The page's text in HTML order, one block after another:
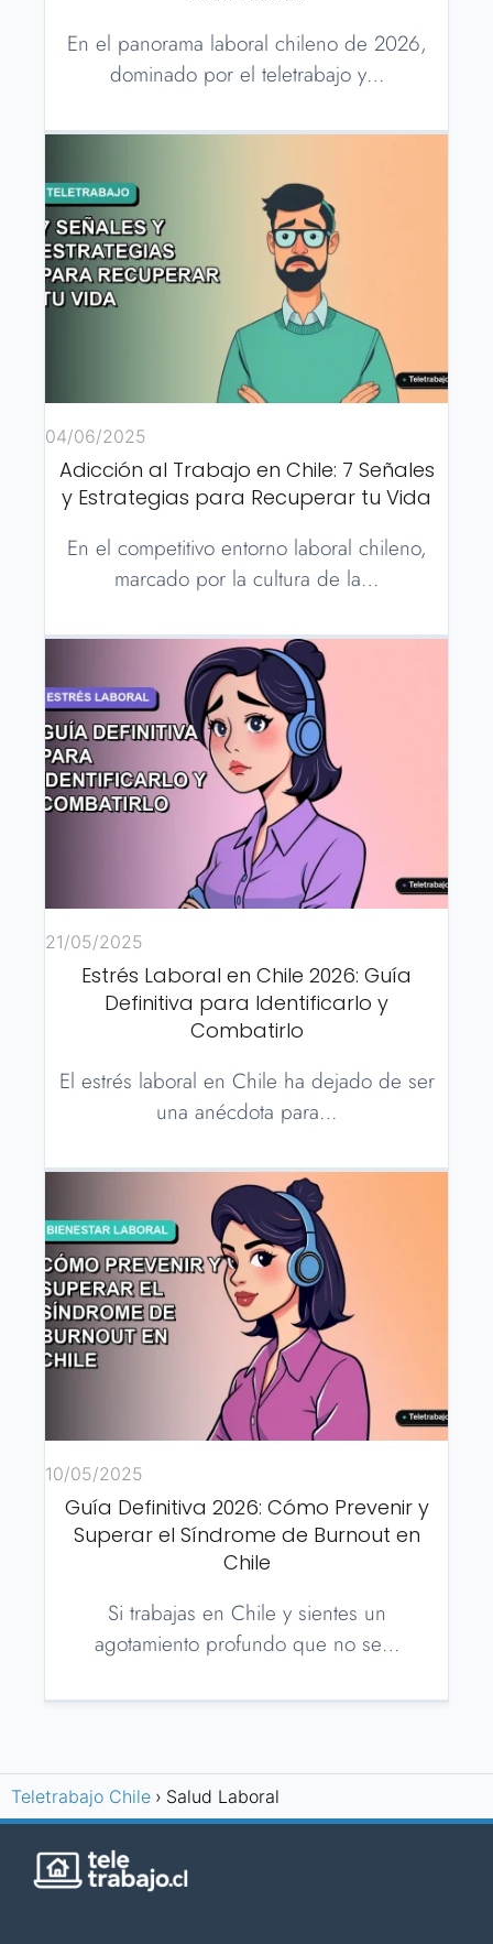
En el panorama laboral chileno de 2026,
dominado por el teletrabajo y…
04/06/2025
Adicción al Trabajo en Chile: 7 Señales
y Estrategias para Recuperar tu Vida
En el competitivo entorno laboral chileno,
marcado por la cultura de la…
21/05/2025
Estrés Laboral en Chile 2026: Guía
Definitiva para Identificarlo y
Combatirlo
El estrés laboral en Chile ha dejado de ser
una anécdota para…
10/05/2025
Guía Definitiva 2026: Cómo Prevenir y
Superar el Síndrome de Burnout en
Chile
Si trabajas en Chile y sientes un
agotamiento profundo que no se…
Teletrabajo Chile Salud Laboral